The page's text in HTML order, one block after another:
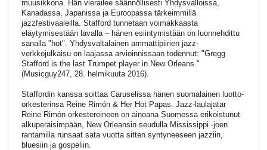
muusikkona. Hän vierailee säännöllisesti Yhdysvalloissa,
Kanadassa, Japanissa ja Euroopassa tärkeimmillä
jazzfestivaaleilla. Stafford tunnetaan voimakkaasta
eläytymisestään lavalla – hänen esiintymistään on luonnehdittu
sanalla "hot". Yhdysvaltalainen ammattipiirien jazz-
verkkojulkaisu on laajassa arvioinnissaan todennut: "Gregg
Stafford is the last Trumpet player in New Orleans."
(Musicguy247, 28. helmikuuta 2016).
Staffordin kanssa soittaa Caruselissa hänen suomalainen luotto-
orkesterinsa Reine Rimón & Her Hot Papas. Jazz-laulajatar
Reine Rimón orkestereineen on ainoana Suomessa erikoistunut
alkuperäisimpään, New Orleansin seudulla Mississippi -joen
rantamilla runsaat sata vuotta sitten syntyneeseen jazziin,
bluesiin ja gospeliin.